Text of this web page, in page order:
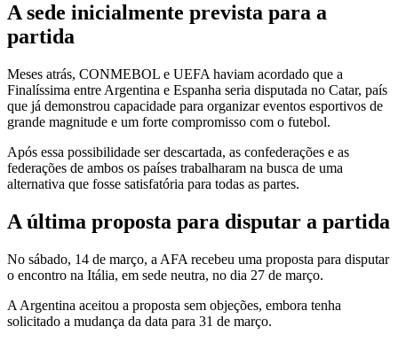
A sede inicialmente prevista para a
partida
Meses atrás, CONMEBOL e UEFA haviam acordado que a
Finalíssima entre Argentina e Espanha seria disputada no Catar, país
que já demonstrou capacidade para organizar eventos esportivos de
grande magnitude e um forte compromisso com o futebol.
Após essa possibilidade ser descartada, as confederações e as
federações de ambos os países trabalharam na busca de uma
alternativa que fosse satisfatória para todas as partes.
A última proposta para disputar a partida
No sábado, 14 de março, a AFA recebeu uma proposta para disputar
o encontro na Itália, em sede neutra, no dia 27 de março.
A Argentina aceitou a proposta sem objeções, embora tenha
solicitado a mudança da data para 31 de março.